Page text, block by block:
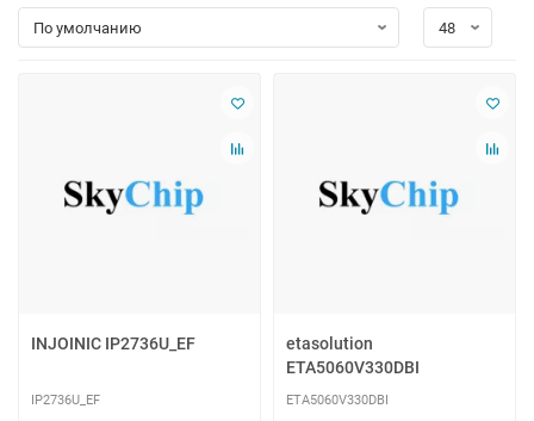
INJOINIC IP2736U_EF
IP2736U_EF
etasolution
ETA5060V330DBI
ETA5060V330DBI